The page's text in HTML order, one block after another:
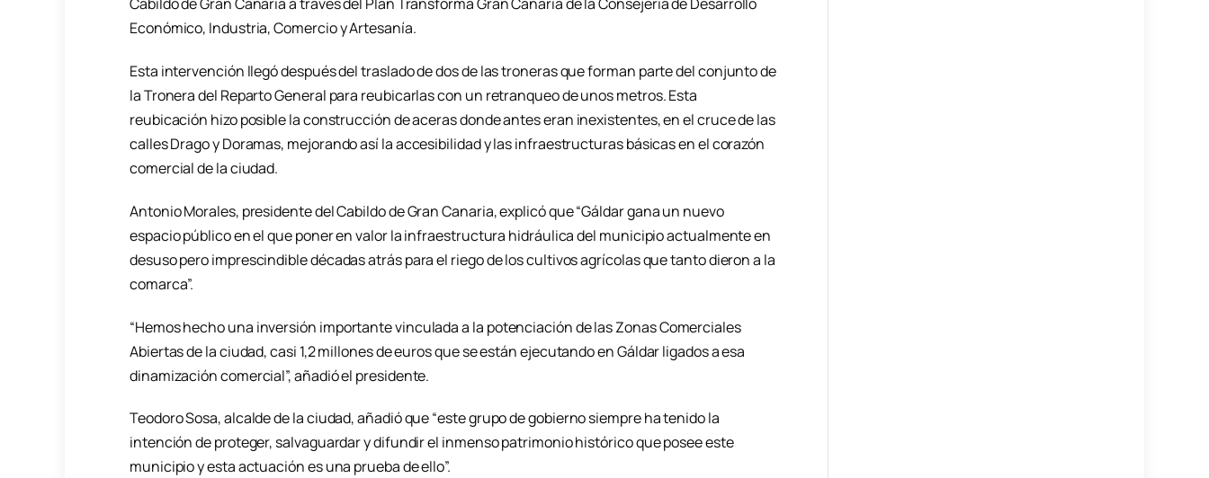
Económico, Industria, Comercio y Artesanía.
Esta intervención llegó después del traslado de dos de las troneras que forman parte del conjunto de
la Tronera del Reparto General para reubicarlas con un retranqueo de unos metros. Esta
reubicación hizo posible la construcción de aceras donde antes eran inexistentes, en el cruce de las
calles Drago y Doramas, mejorando así la accesibilidad y las infraestructuras básicas en el corazón
comercial de la ciudad.
Antonio Morales, presidente del Cabildo de Gran Canaria, explicó que “Gáldar gana un nuevo
espacio público en el que poner en valor la infraestructura hidráulica del municipio actualmente en
desuso pero imprescindible décadas atrás para el riego de los cultivos agrícolas que tanto dieron a la
comarca”.
“Hemos hecho una inversión importante vinculada a la potenciación de las Zonas Comerciales
Abiertas de la ciudad, casi 1,2 millones de euros que se están ejecutando en Gáldar ligados a esa
dinamización comercial”, añadió el presidente.
Teodoro Sosa, alcalde de la ciudad, añadió que “este grupo de gobierno siempre ha tenido la
intención de proteger, salvaguardar y difundir el inmenso patrimonio histórico que posee este
municipio y esta actuación es una prueba de ello”.